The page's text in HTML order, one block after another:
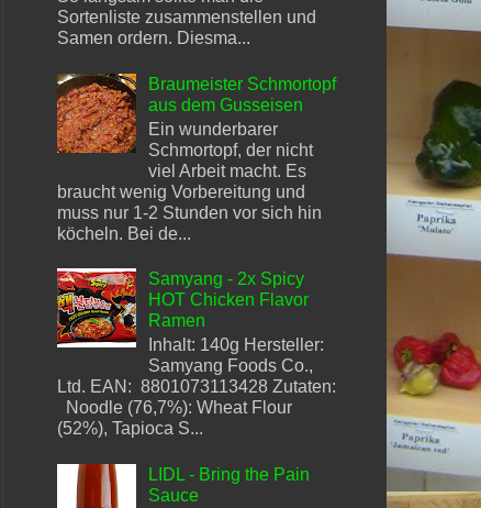
Sortenliste zusammenstellen und
Samen ordern. Diesma...
Braumeister Schmortopf
aus dem Gusseisen
Ein wunderbarer
Schmortopf, der nicht
viel Arbeit macht. Es
braucht wenig Vorbereitung und
muss nur 1-2 Stunden vor sich hin
köcheln. Bei de...
Samyang - 2x Spicy
HOT Chicken Flavor
Ramen
Inhalt: 140g Hersteller:
Samyang Foods Co.,
Ltd. EAN: 8801073113428 Zutaten:
Noodle (76,7%): Wheat Flour
(52%), Tapioca S...
LIDL - Bring the Pain
Sauce